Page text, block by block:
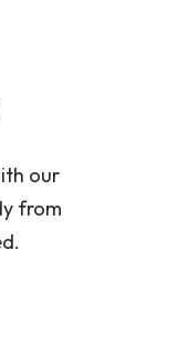
our
from